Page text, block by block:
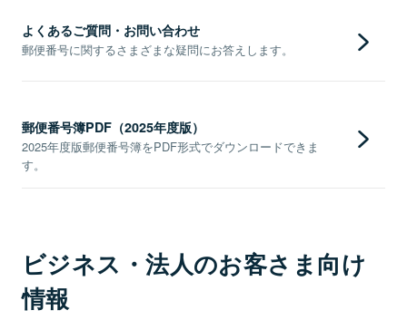
よくあるご質問・お問い合わせ
郵便番号に関するさまざまな疑問にお答えします。
郵便番号簿PDF（2025年度版）
2025年度版郵便番号簿をPDF形式でダウンロードできま
す。
ビジネス・法人のお客さま向け
情報